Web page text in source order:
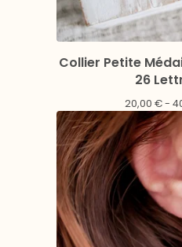
Collier Petite
26
20,00 €-